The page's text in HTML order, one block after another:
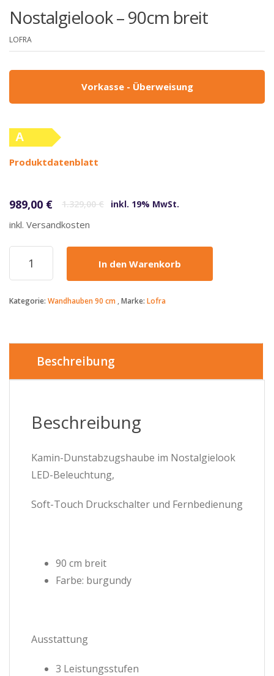
Nostalgielook – 90cm breit
LOFRA
Vorkasse - Überweisung
A
Produktdatenblatt
1.329,00€
989,00 € inkl. 19% MwSt.
inkl. Versandkosten
Lofra
989€
DOLCEVITA
Dunstabzugshaube
Nostalgielook
-
Menge
In den Warenkorb
Kategorie: Wandhauben 90 cm Marke: Lofra
Beschreibung
Beschreibung
Kamin-Dunstabzugshaube im Nostalgielook
LED-Beleuchtung,
Soft-Touch Druckschalter und Fernbedienung
90 cm breit
Farbe: burgundy
Ausstattung
3 Leistungsstufen